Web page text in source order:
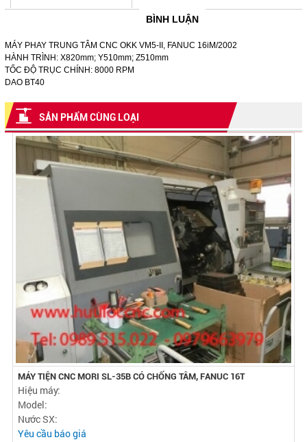
BÌNH LUẬN
MÁY PHAY TRUNG TÂM CNC OKK VM5-II, FANUC 16iM/2002
HÀNH TRÌNH: X820mm; Y510mm; Z510mm
TỐC ĐỘ TRỤC CHÍNH: 8000 RPM
DAO BT40
SẢN PHẨM CÙNG LOẠI
MÁY TIỆN CNC MORI SL-35B CÓ CHỐNG TÂM, FANUC 16T
Hiệu máy:
Model:
Nước SX:
Yêu cầu báo giá